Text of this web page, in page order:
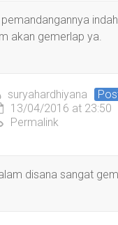
akan gemerlap ya.
suryahardhiyana
13/04/2016 at 23:50
Permalink
disana sangat